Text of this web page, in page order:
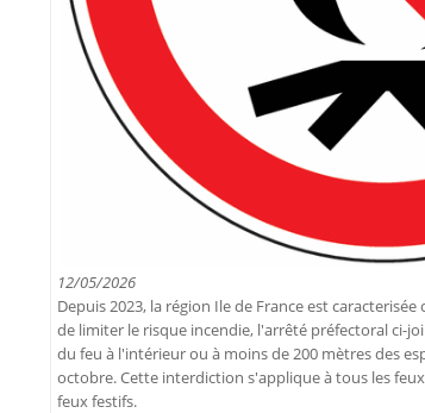
12/05/2026
Depuis 2023, la région Ile de France est
de limiter le risque incendie, l'arrêté préfectoral ci-
du feu à l'intérieur ou à moins de 200 mètres des
octobre. Cette interdiction s'applique à tous les
feux festifs.